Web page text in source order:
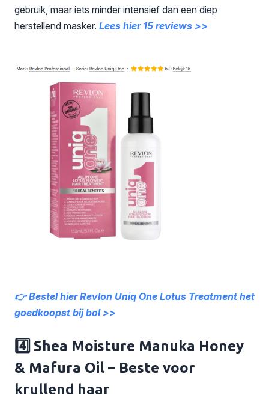
gebruik, maar iets minder intensief dan een diep
herstellend masker. Lees hier 15 reviews >>
👉 Bestel hier Revlon Uniq One Lotus Treatment het
goedkoopst bij bol >>
4️⃣ Shea Moisture Manuka Honey
& Mafura Oil – Beste voor
krullend haar